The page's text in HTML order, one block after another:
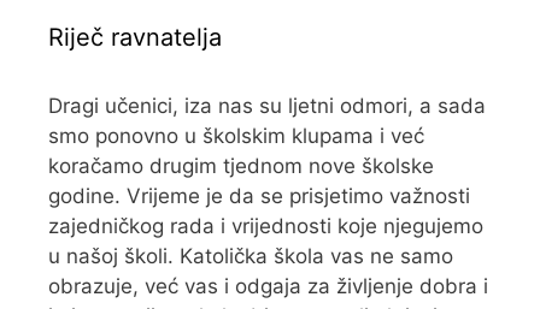
Riječ ravnatelja
Dragi učenici, iza nas su ljetni odmori, a sada
smo ponovno u školskim klupama i već
koračamo drugim tjednom nove školske
godine. Vrijeme je da se prisjetimo važnosti
zajedničkog rada i vrijednosti koje njegujemo
u našoj školi. Katolička škola vas ne samo
obrazuje, već vas i odgaja za življenje dobra i